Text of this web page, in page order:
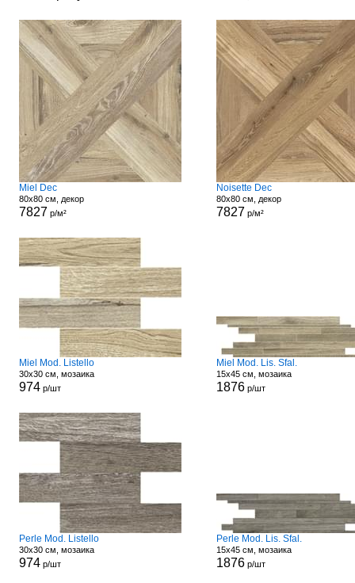
Miel Dec
80x80 см, декор
7827 р/м²
Noisette Dec
80x80 см, декор
7827 р/м²
Miel Mod. Listello
30x30 см, мозаика
974р/шт
Miel Mod. Lis. Sfal.
15x45 см, мозаика
1876р/шт
Perle Mod. Listello
30x30 см, мозаика
974р/шт
Perle Mod. Lis. Sfal.
15x45 см, мозаика
1876р/шт